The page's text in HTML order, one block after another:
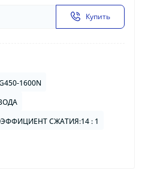
Купить
1600N
СЖАТИЯ:14 : 1